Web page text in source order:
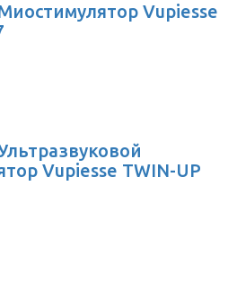
Vupiesse
Vupiesse TWIN-UP